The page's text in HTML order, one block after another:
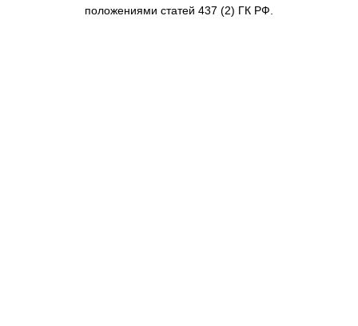
положениями статей 437 (2) ГК РФ.